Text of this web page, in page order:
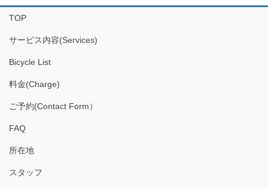
イ
ブ
TOP
サービス内容(Services)
Bicycle List
料金(Charge)
ご予約(Contact Form）
FAQ
所在地
スタッフ